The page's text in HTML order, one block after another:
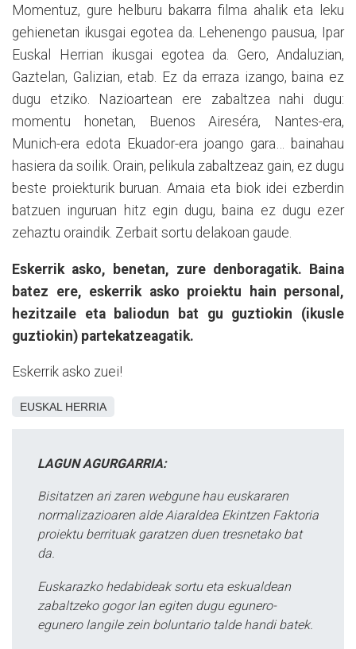
Momentuz, gure helburu bakarra filma ahalik eta leku
gehienetan ikusgai egotea da. Lehenengo pausua, Ipar
Euskal Herrian ikusgai egotea da. Gero, Andaluzian,
Gaztelan, Galizian, etab. Ez da erraza izango, baina ez
dugu etziko. Nazioartean ere zabaltzea nahi dugu:
momentu honetan, Buenos Aireséra, Nantes-era,
Munich-era edota Ekuador-era joango gara… bainahau
hasiera da soilik. Orain, pelikula zabaltzeaz gain, ez dugu
beste proiekturik buruan. Amaia eta biok idei ezberdin
batzuen inguruan hitz egin dugu, baina ez dugu ezer
zehaztu oraindik. Zerbait sortu delakoan gaude.
Eskerrik asko, benetan, zure denboragatik. Baina
batez ere, eskerrik asko proiektu hain personal,
hezitzaile eta baliodun bat gu guztiokin (ikusle
guztiokin) partekatzeagatik.
Eskerrik asko zuei!
EUSKAL HERRIA
LAGUN AGURGARRIA:
Bisitatzen ari zaren webgune hau euskararen
normalizazioaren alde Aiaraldea Ekintzen Faktoria
proiektu berrituak garatzen duen tresnetako bat
da.
Euskarazko hedabideak sortu eta eskualdean
zabaltzeko gogor lan egiten dugu egunero-
egunero langile zein boluntario talde handi batek.